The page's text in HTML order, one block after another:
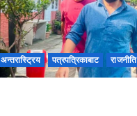
अन्तरास्ट्रिय पत्रपत्रिकाबाट राजनीति